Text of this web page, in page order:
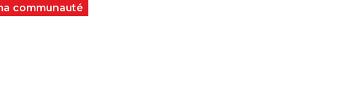
communauté